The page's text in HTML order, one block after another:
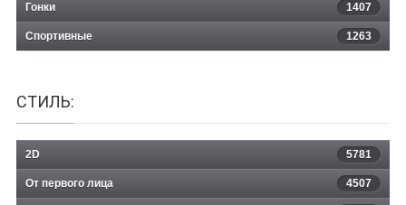
Гонки 1407
Спортивные 1263
СТИЛЬ:
2D 5781
От первого лица 4507